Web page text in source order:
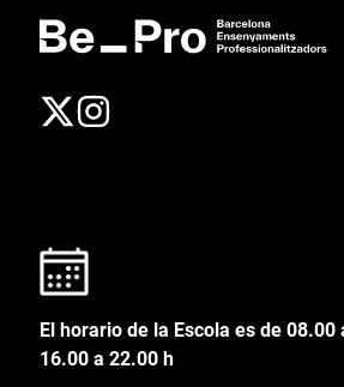
El horario de la Escola es de 08.00
16.00 a 22.00 h